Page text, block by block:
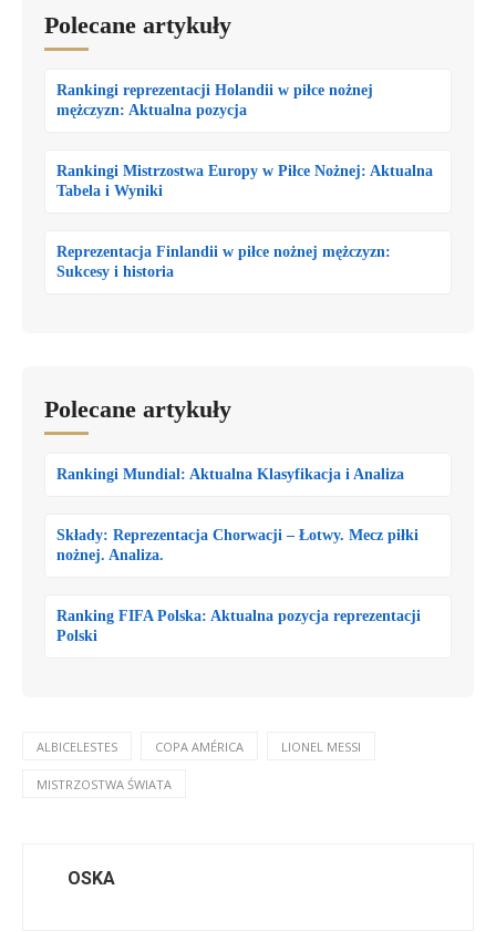
Polecane artykuły
Rankingi reprezentacji Holandii w piłce nożnej
mężczyzn: Aktualna pozycja
Rankingi Mistrzostwa Europy w Piłce Nożnej: Aktualna
Tabela i Wyniki
Reprezentacja Finlandii w piłce nożnej mężczyzn:
Sukcesy i historia
Polecane artykuły
Rankingi Mundial: Aktualna Klasyfikacja i Analiza
Składy: Reprezentacja Chorwacji – Łotwy. Mecz piłki
nożnej. Analiza.
Ranking FIFA Polska: Aktualna pozycja reprezentacji
Polski
ALBICELESTES COPA AMÉRICA LIONEL MESSI
MISTRZOSTWA ŚWIATA
OSKA